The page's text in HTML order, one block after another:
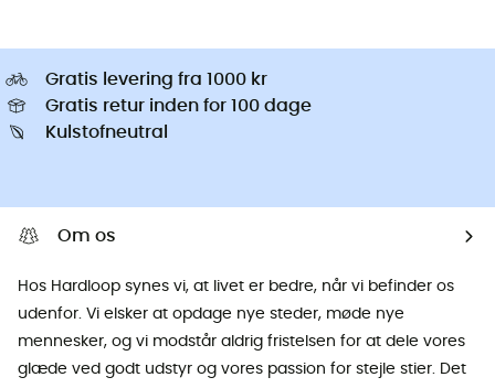
Gratis levering fra 1000 kr
Gratis retur inden for 100 dage
Kulstofneutral
Om os
Hos Hardloop synes vi, at livet er bedre, når vi befinder os
udenfor. Vi elsker at opdage nye steder, møde nye
mennesker, og vi modstår aldrig fristelsen for at dele vores
glæde ved godt udstyr og vores passion for stejle stier. Det